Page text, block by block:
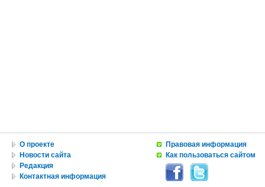
О проекте
Новости сайта
Редакция
Контактная информация
Правовая информация
Как пользоваться сайтом